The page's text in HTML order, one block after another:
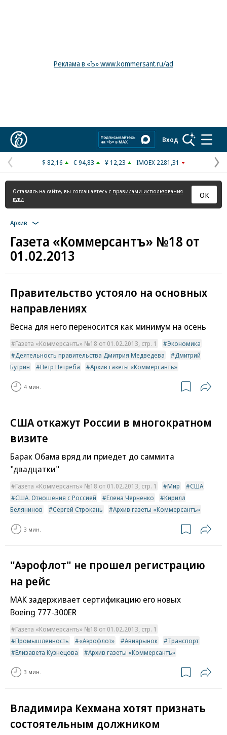
Реклама в «Ъ» www.kommersant.ru/ad
Вход
Предыдущая
страница
$ 82,16 € 94,83 ¥ 12,23 IMOEX 2281,31
Оставаясь на сайте, вы соглашаетесь с правилами использования
куки
ОК
Архив
Газета «Коммерсантъ» №18 от
01.02.2013
Правительство устояло на основных
направлениях
Весна для него переносится как минимум на осень
Газета «Коммерсантъ» №18 от 01.02.2013, стр. 1
Экономика
Деятельность правительства Дмитрия Медведева
Дмитрий
Бутрин
Петр Нетреба Архив газеты «Коммерсантъ»
4 мин.
США откажут России в многократном
визите
Барак Обама вряд ли приедет до саммита
"двадцатки"
Газета «Коммерсантъ» №18 от 01.02.2013, стр. 1 Мир
США
США. Отношения с Россией
Елена Черненко
Кирилл
Белянинов
Сергей Строкань Архив газеты «Коммерсантъ»
3 мин.
"Аэрофлот" не прошел регистрацию
на рейс
МАК задерживает сертификацию его новых
Boeing 777-300ER
Газета «Коммерсантъ» №18 от 01.02.2013, стр. 1
Промышленность
«Аэрофлот» Авиарынок
Транспорт
Елизавета Кузнецова
Архив газеты «Коммерсантъ»
3 мин.
Владимира Кехмана хотят признать
состоятельным должником